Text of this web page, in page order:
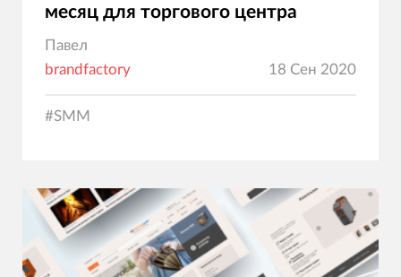
месяц для торгового центра
Павел
brandfactory
18 Сен 2020
#SMM